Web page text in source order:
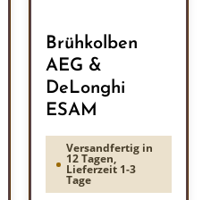
Brühkolben
AEG &
DeLonghi
ESAM
Versandfertig in
12 Tagen,
Lieferzeit 1-3
Tage